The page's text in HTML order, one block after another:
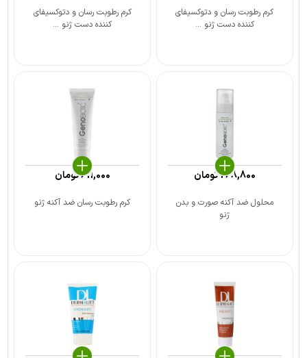
کرم رطوبت رسان و دتوکسیفای
کننده دست ژنو ...
کرم رطوبت رسان و دتوکسیفای
کننده دست ژنو ...
محلول ضد آکنه صورت و بدن
ژنو
268,800تومان
کرم رطوبت رسان ضد آکنه ژنو
611,000تومان